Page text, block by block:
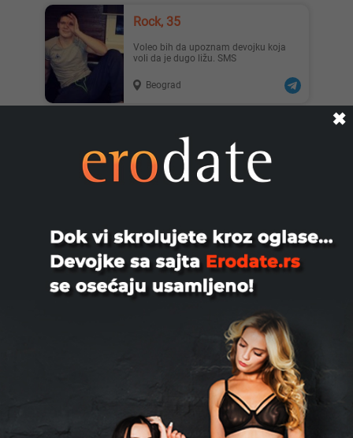
Rock, 35
Voleo bih da upoznam devojku koja
voli da je dugo ližu. SMS
Beograd
Zoran, 45
TRAZIM CURE ZENE ZA DRUZENJE
PROVOD MASIRANJE. TEL 063 8 153
517
Darko, 55
DOSAO BI KOD USAMLJENE DAME
KOJA JE ZA POVREMENO
PROBLEM.DAME JAVITE SE NA ...
diskretno viđanje. Približno slične
godište i vitke građe rasp...
✖